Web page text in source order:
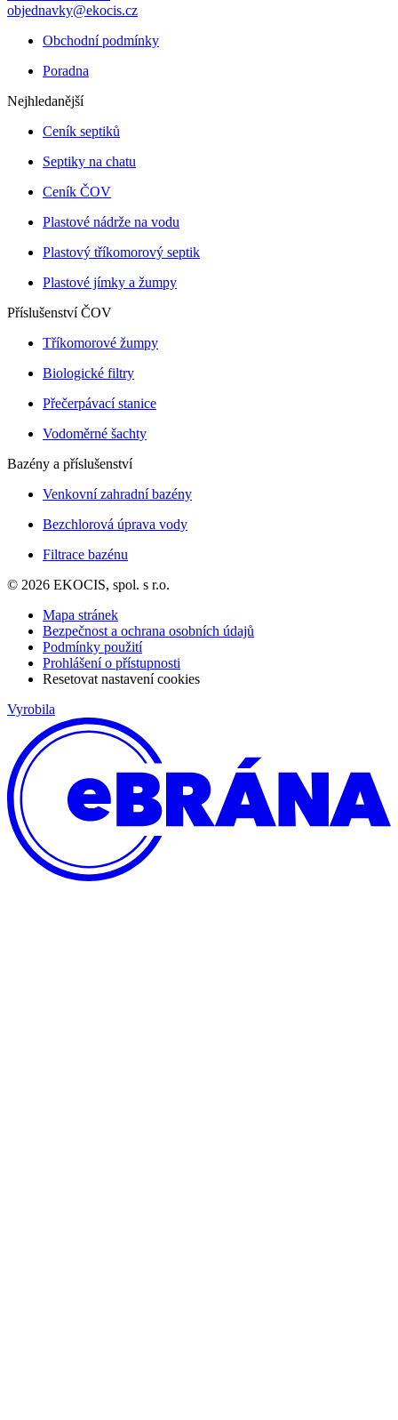
objednavky@ekocis.cz
Obchodní podmínky
Poradna
Nejhledanější
Ceník septiků
Septiky na chatu
Ceník ČOV
Plastové nádrže na vodu
Plastový tříkomorový septik
Plastové jímky a žumpy
Příslušenství ČOV
Tříkomorové žumpy
Biologické filtry
Přečerpávací stanice
Vodoměrné šachty
Bazény a příslušenství
Venkovní zahradní bazény
Bezchlorová úprava vody
Filtrace bazénu
© 2026 EKOCIS, spol. s r.o.
Mapa stránek
Bezpečnost a ochrana osobních údajů
Podmínky použití
Prohlášení o přístupnosti
Resetovat nastavení cookies
Vyrobila